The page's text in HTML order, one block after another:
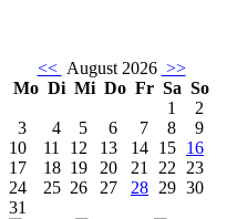
<< August 2026 >>
Mo Di Mi Do Fr Sa So
1
2
3
4 5 6 7 8
9
10
11 12 13 14 15 16
17
18 19 20 21 22 23
24
25 26 27 28 29 30
31